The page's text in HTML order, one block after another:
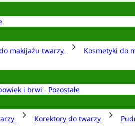
makijażu twarzy Kosmetyki do
i brwi
Pozostałe
Korektory do twarzy